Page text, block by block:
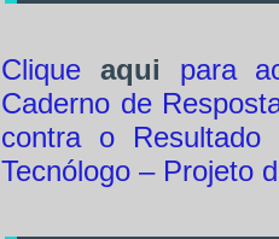
Clique aqui para
Caderno de
contra o
Tecnólogo – Projeto